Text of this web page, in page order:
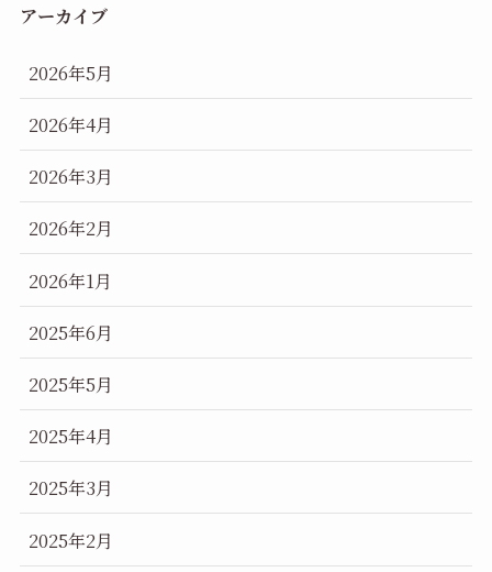
アーカイブ
2026年5月
2026年4月
2026年3月
2026年2月
2026年1月
2025年6月
2025年5月
2025年4月
2025年3月
2025年2月